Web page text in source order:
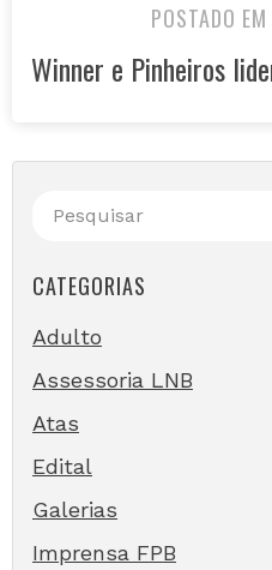
POSTADO
Winner e Pinheiros
CATEGORIAS
Adulto
Assessoria LNB
Atas
Edital
Galerias
Imprensa FPB